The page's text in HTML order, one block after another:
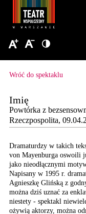
Wróć do spektaklu
Imię
Powtórka z
Rzeczpospolita,
Dramaturdzy w takich
von Mayenburga oswoili
jako nieodłącznymi
Napisany w 1995 r.
Agnieszkę Glińską z
można dziś uznać za
niestety - spektakl
ożywią aktorzy, można